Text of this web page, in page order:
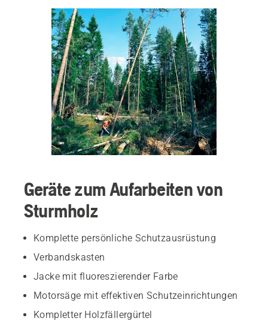
Geräte zum Aufarbeiten von
Sturmholz
Komplette persönliche Schutzausrüstung
Verbandskasten
Jacke mit fluoreszierender Farbe
Motorsäge mit effektiven Schutzeinrichtungen
Kompletter Holzfällergürtel